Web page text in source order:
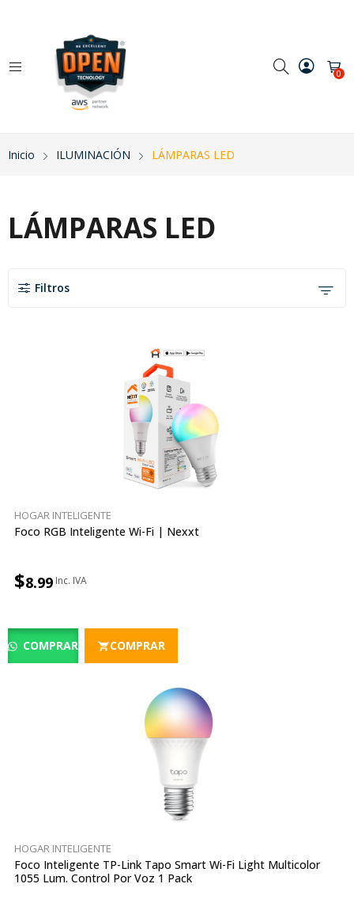
0
Inicio ILUMINACIÓN LÁMPARAS LED
LÁMPARAS LED
Filtros
HOGAR INTELIGENTE
Foco RGB Inteligente Wi-Fi | Nexxt
$8.99
COMPRAR COMPRAR
HOGAR INTELIGENTE
Foco Inteligente TP-Link Tapo Smart Wi-Fi Light Multicolor
1055 Lum. Control Por Voz 1 Pack